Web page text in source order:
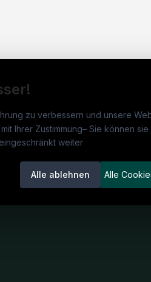
zu verbessern und unsere
Ihrer Zustimmung– Sie können
weiter
Alle ablehnen
Alle